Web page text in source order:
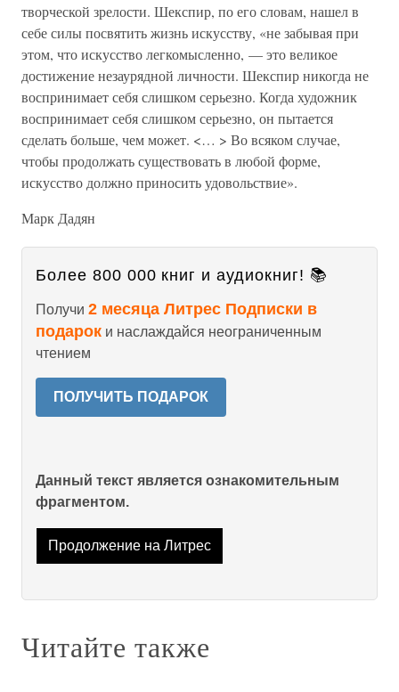
творческой зрелости. Шекспир, по его словам, нашел в
себе силы посвятить жизнь искусству, «не забывая при
этом, что искусство легкомысленно, — это великое
достижение незаурядной личности. Шекспир никогда не
воспринимает себя слишком серьезно. Когда художник
воспринимает себя слишком серьезно, он пытается
сделать больше, чем может. <… > Во всяком случае,
чтобы продолжать существовать в любой форме,
искусство должно приносить удовольствие».
Марк Дадян
Более 800 000 книг и аудиокниг! 📚
Получи 2 месяца Литрес Подписки в
подарок и наслаждайся неограниченным
чтением
ПОЛУЧИТЬ ПОДАРОК
Данный текст является ознакомительным
фрагментом.
Продолжение на Литрес
Читайте также